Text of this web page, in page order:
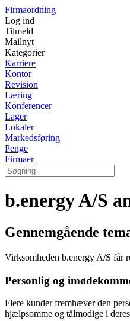
Firmaordning
Log ind
Tilmeld
Mailnyt
Kategorier
Karriere
Kontor
Revision
Læring
Konferencer
Lager
Lokaler
Markedsføring
Penge
Firmaer
b.energy A/S
Gennemgående
Virksomheden b.energy A/S får
Personlig og
Flere kunder fremhæver den
hjælpsomme og tålmodige i